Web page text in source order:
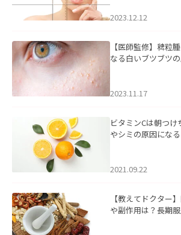
2023.12.12
【医師監修】稗粒
なる白いブツブツ
2023.11.17
ビタミンCは朝つ
やシミの原因にな
2021.09.22
【教えてドクター
や副作用は？長期